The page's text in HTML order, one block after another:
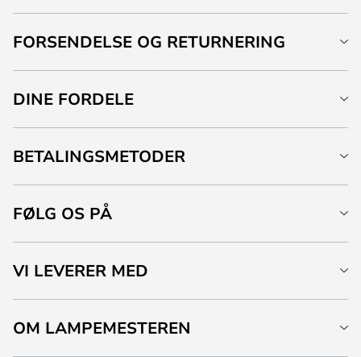
FORSENDELSE OG RETURNERING
DINE FORDELE
BETALINGSMETODER
FØLG OS PÅ
VI LEVERER MED
OM LAMPEMESTEREN